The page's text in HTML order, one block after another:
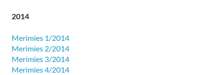
2014
Merimies 1/2014
Merimies 2/2014
Merimies 3/2014
Merimies 4/2014